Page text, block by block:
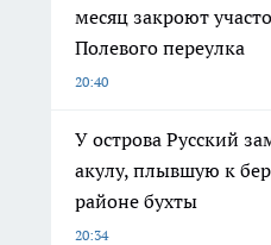
месяц закроют
Полевого переулка
20:40
У острова Русский
акулу, плывшую к
районе бухты
20:34